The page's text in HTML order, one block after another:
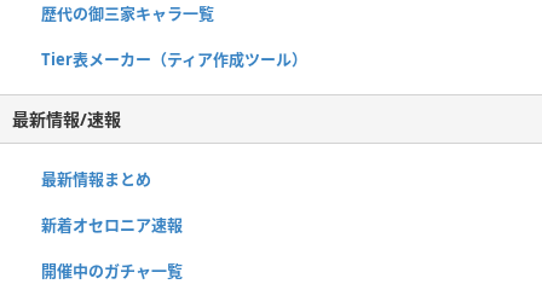
歴代の御三家キャラ一覧
Tier表メーカー（ティア作成ツール）
最新情報/速報
最新情報まとめ
新着オセロニア速報
開催中のガチャ一覧